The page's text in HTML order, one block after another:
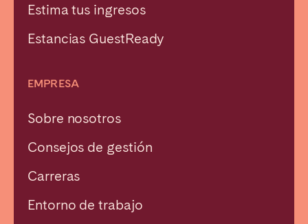
Estima tus ingresos
Estancias GuestReady
EMPRESA
Sobre nosotros
Consejos de gestión
Carreras
Entorno de trabajo